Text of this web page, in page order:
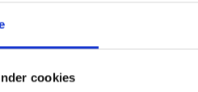
cookies